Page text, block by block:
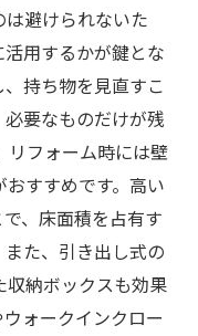
避けられないた
用するかが鍵とな
持ち物を見直すこ
要なものだけが残
リフォーム時には壁
すすめです。高い
、床面積を占有す
た、引き出し式の
納ボックスも効果
ォークインクロー